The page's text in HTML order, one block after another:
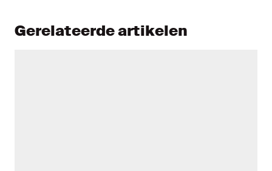
Gerelateerde artikelen